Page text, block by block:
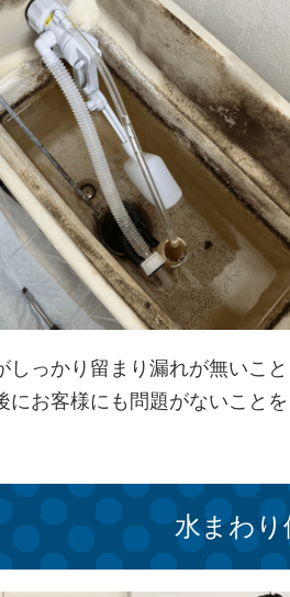
しっかり留まり漏れが無いこ
にお客様にも問題がないこと
水まわ